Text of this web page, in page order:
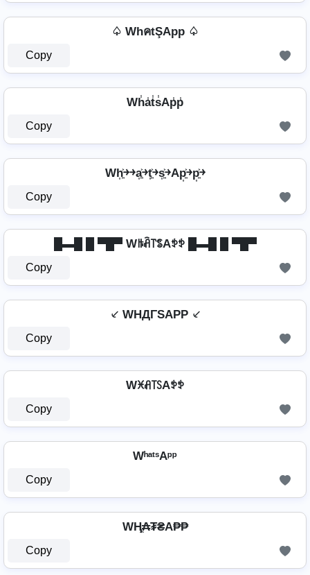
♤ WhคtŞApp ♤
Copy
Wh̾a̾t̾s̾Ap̾p̾
Copy
Wh͎͍͐￫￫a͎͍͐￫t͎͍͐￫s͎͍͐￫Ap͎͍͐￫p͎͍͐￫
Copy
█▬█ █ ▀█▀ Wꑛꋫ꓅ꌚAꉣꉣ █▬█ █ ▀█▀
Copy
⸔ WHДΓSAPP ⸔
Copy
Wꁝꋬ꓄ꇙAꉣꉣ
Copy
WʰᵃᵗˢAᵖᵖ
Copy
WⱧ̼₳₮₴A₱₱
Copy